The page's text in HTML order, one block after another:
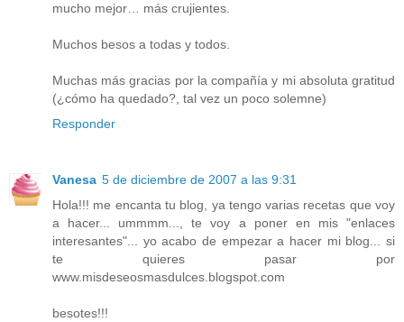
mucho mejor… más crujientes.
Muchos besos a todas y todos.
Muchas más gracias por la compañía y mi absoluta gratitud
(¿cómo ha quedado?, tal vez un poco solemne)
Responder
Vanesa 5 de diciembre de 2007 a las 9:31
Hola!!! me encanta tu blog, ya tengo varias recetas que voy
a hacer... ummmm..., te voy a poner en mis "enlaces
interesantes"... yo acabo de empezar a hacer mi blog... si
te quieres pasar por
www.misdeseosmasdulces.blogspot.com
besotes!!!